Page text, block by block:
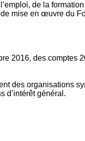
de la
mise en œuvre du
2016, des comptes
des organisations
d’intérêt général.